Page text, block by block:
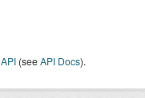
API (seeAPI Docs).